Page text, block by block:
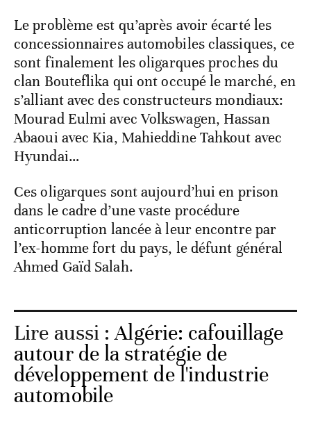
Le problème est qu’après avoir écarté les
concessionnaires automobiles classiques, ce
sont finalement les oligarques proches du
clan Bouteflika qui ont occupé le marché, en
s’alliant avec des constructeurs mondiaux:
Mourad Eulmi avec Volkswagen, Hassan
Abaoui avec Kia, Mahieddine Tahkout avec
Hyundai…
Ces oligarques sont aujourd’hui en prison
dans le cadre d’une vaste procédure
anticorruption lancée à leur encontre par
l’ex-homme fort du pays, le défunt général
Ahmed Gaïd Salah.
Lire aussi :Algérie: cafouillage
autour de la stratégie de
développement de l'industrie
automobile